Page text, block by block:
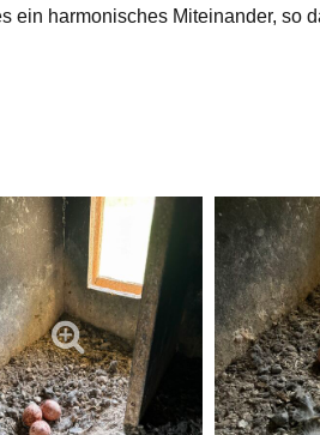
ein harmonisches Miteinander, so